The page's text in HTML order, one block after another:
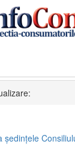
şedinţele